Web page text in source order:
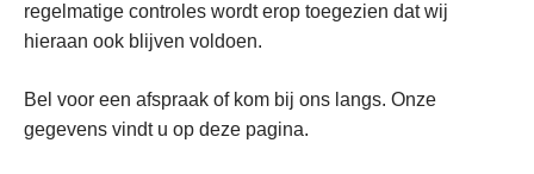
regelmatige controles wordt erop toegezien dat wij
hieraan ook blijven voldoen.
Bel voor een afspraak of kom bij ons langs. Onze
gegevens vindt u op deze pagina.